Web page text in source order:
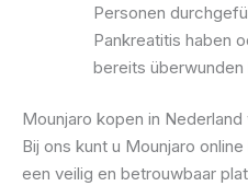
Personen
Pankreatitis haben
bereits überwunden
Mounjaro kopen in
Bij ons kunt u Mounjaro
een veilig en betrouwbaar